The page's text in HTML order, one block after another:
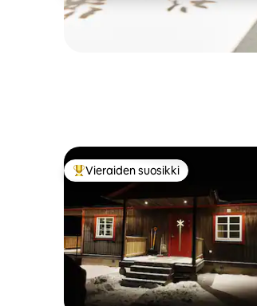
Vieraiden suosikkien parhaimmistoa
Vieraiden suosikki